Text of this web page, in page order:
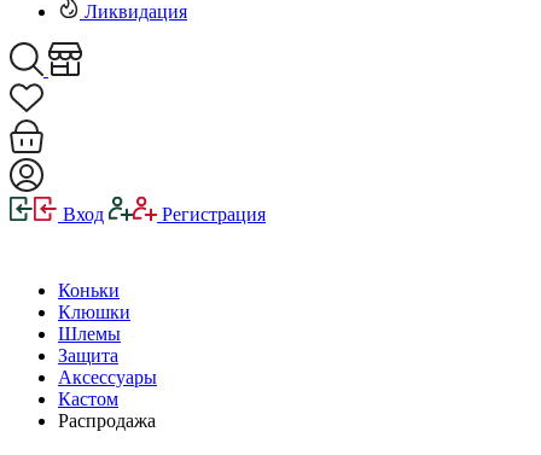
Ликвидация
Вход Регистрация
Коньки
Клюшки
Шлемы
Защита
Аксессуары
Кастом
Распродажа